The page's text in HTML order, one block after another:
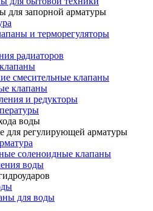
для запорной арматуры
и терморегуляторы
радиаторов
смесительные клапаны
клапаны
и редукторы
воды
для регулирующей арматуры
соленоидные клапаны
воды
для воды